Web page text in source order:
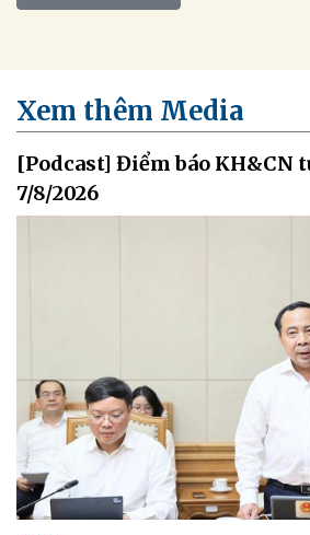
Xem thêm Media
[Podcast] Điểm báo KH&CN
7/8/2026